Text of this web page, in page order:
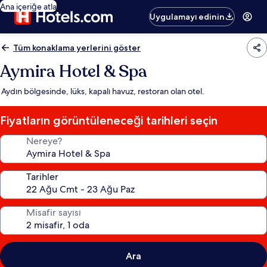
Ana içeriğe atla
Uygulamayı edinin
Tüm konaklama yerlerini göster
Aymira Hotel & Spa
Aydın bölgesinde, lüks, kapalı havuz, restoran olan otel.
Fiyatların görüntüleneceği tarihleri seçin
Nereye?
Tarihler
Misafir sayısı
Ara